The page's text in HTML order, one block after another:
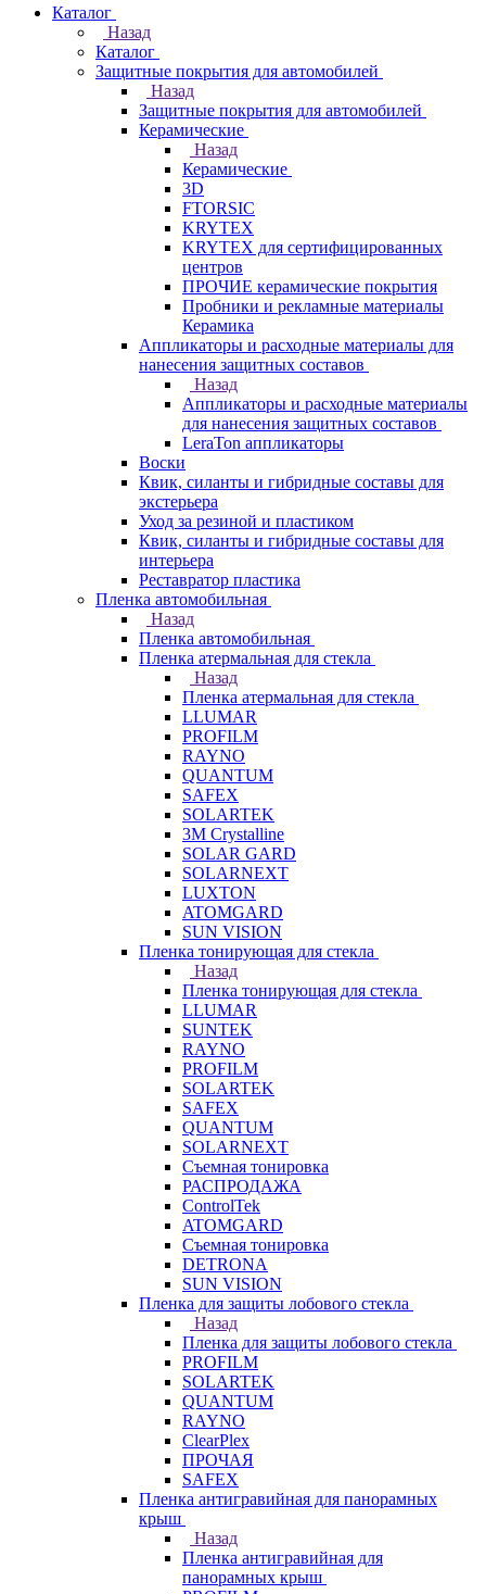
Каталог
Назад
Каталог
Защитные покрытия для автомобилей
Назад
Защитные покрытия для автомобилей
Керамические
Назад
Керамические
3D
FTORSIC
KRYTEX
KRYTEX для сертифицированных
центров
ПРОЧИЕ керамические покрытия
Пробники и рекламные материалы
Керамика
Аппликаторы и расходные материалы для
нанесения защитных составов
Назад
Аппликаторы и расходные материалы
для нанесения защитных составов
LeraTon аппликаторы
Воски
Квик, силанты и гибридные составы для
экстерьера
Уход за резиной и пластиком
Квик, силанты и гибридные составы для
интерьера
Реставратор пластика
Пленка автомобильная
Назад
Пленка автомобильная
Пленка атермальная для стекла
Назад
Пленка атермальная для стекла
LLUMAR
PROFILM
RAYNO
QUANTUM
SAFEX
SOLARTEK
3M Crystalline
SOLAR GARD
SOLARNEXT
LUXTON
ATOMGARD
SUN VISION
Пленка тонирующая для стекла
Назад
Пленка тонирующая для стекла
LLUMAR
SUNTEK
RAYNO
PROFILM
SOLARTEK
SAFEX
QUANTUM
SOLARNEXT
Съемная тонировка
РАСПРОДАЖА
ControlTek
ATOMGARD
Съемная тонировка
DETRONA
SUN VISION
Пленка для защиты лобового стекла
Назад
Пленка для защиты лобового стекла
PROFILM
SOLARTEK
QUANTUM
RAYNO
ClearPlex
ПРОЧАЯ
SAFEX
Пленка антигравийная для панорамных
крыш
Назад
Пленка антигравийная для
панорамных крыш